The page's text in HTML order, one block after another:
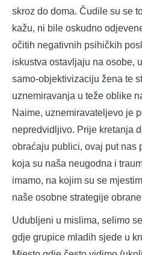
skroz do doma. Čudile su se
kažu, ni bile oskudno
očitih negativnih psihičkih
iskustva ostavljaju na osobe,
samo-objektivizaciju žena te
uznemiravanja u teže oblike
Naime, uznemiravateljevo je
nepredvidljivo. Prije kretanja
obraćaju publici, ovaj put nas
koja su naša neugodna i
imamo, na kojim su se
naše osobne strategije
Udubljeni u mislima, selimo
gdje grupice mladih sjede u